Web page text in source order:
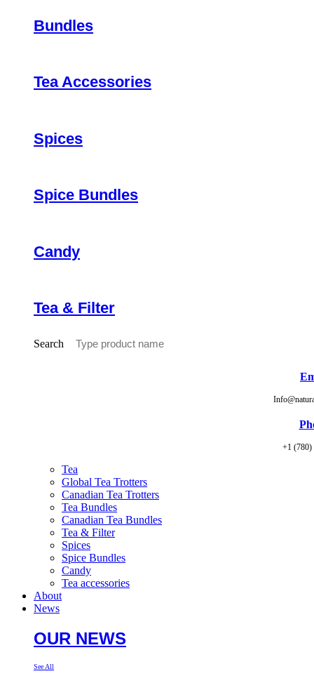
Bundles
Tea Accessories
Spices
Spice Bundles
Candy
Tea & Filter
Search
+1 (780)
Tea
Global Tea Trotters
Canadian Tea Trotters
Tea Bundles
Canadian Tea Bundles
Tea & Filter
Spices
Spice Bundles
Candy
Tea accessories
About
News
OUR NEWS
See All